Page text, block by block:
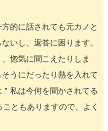
的に話されても元カノと
いし、返答に困ります。
惚気に聞こえたりしま
うにだったり熱を入れて
私は今何を聞かされてる
ともありますので、よく